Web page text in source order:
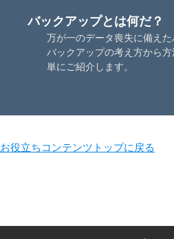
バックアップとは何だ？
万が一のデータ喪失に備えた
バックアップの考え方から
単にご紹介します。
お役立ちコンテンツトップに戻る